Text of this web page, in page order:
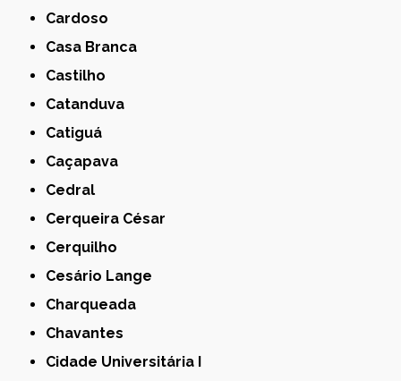
Cardoso
Casa Branca
Castilho
Catanduva
Catiguá
Caçapava
Cedral
Cerqueira César
Cerquilho
Cesário Lange
Charqueada
Chavantes
Cidade Universitária I